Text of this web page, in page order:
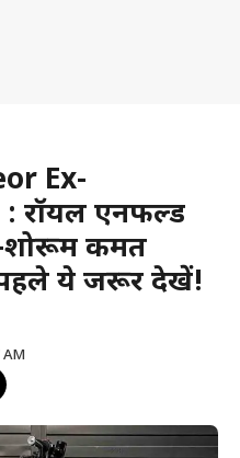
Ex-
रॉयल एनफील्ड
शोरूम कीमत
पहले ये जरूर देखें!